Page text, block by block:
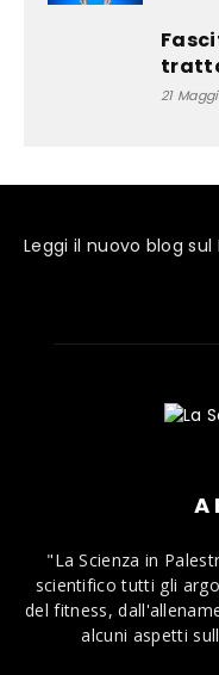
21
Leggi il nuovo blog sul
"La Scienza in
scientifico tutti gli
del fitness,
alcuni aspetti